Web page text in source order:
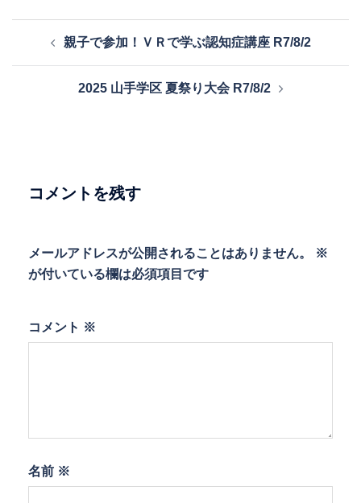
ョ
親子で参加！ＶＲで学ぶ認知症講座 R7/8/2
2025 山手学区 夏祭り大会 R7/8/2
コメントを残す
メールアドレスが公開されることはありません。
※
が付いている欄は必須項目です
コメント ※
名前 ※